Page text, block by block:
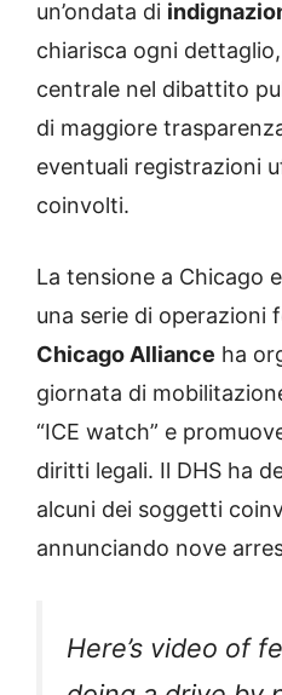
un’ondata di
chiarisca ogni
centrale nel dibattito
di maggiore
eventuali registrazioni
coinvolti.
La tensione a Chicago
una serie di operazioni
Chicago Alliance ha
giornata di
“ICE watch” e
diritti legali. Il DHS ha
alcuni dei soggetti
annunciando nove
Here’s video of